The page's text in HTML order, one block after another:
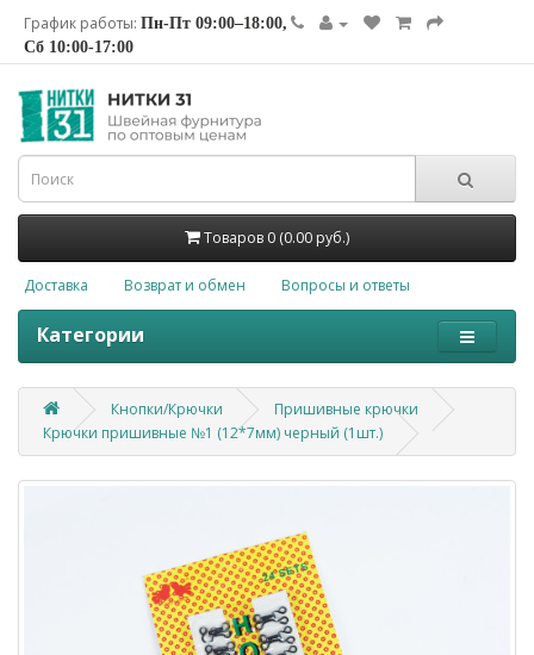
График работы: Пн-Пт 09:00–18:00,
Сб 10:00-17:00
Товаров 0 (0.00 руб.)
Доставка Возврат и обмен Вопросы и ответы
Категории
Кнопки/Крючки
Пришивные крючки
Крючки пришивные №1 (12*7мм) черный (1шт.)